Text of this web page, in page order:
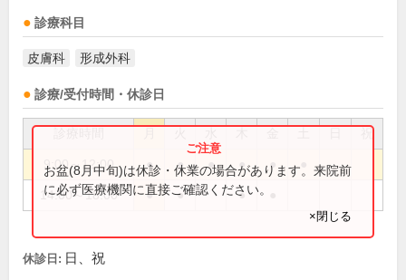
診療科目
皮膚科 形成外科
診療/受付時間・休診日
祝
9:00～12:00 ● ● ● ● ●
14:00～18:00 ● ● ●
お盆(8月中旬)は休診・休業の場合があります。来院前
に必ず医療機関に直接ご確認ください。
×閉じる
休診日: 日、祝